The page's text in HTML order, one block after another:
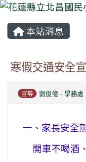
本站消息
寒假交通安全
宣導 劉俊億 - 學務處
一、家長安全
開車不喝酒